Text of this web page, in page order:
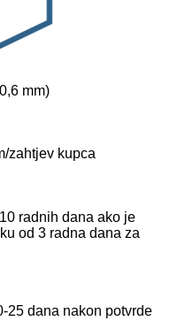
mm)
zahtjev kupca
radnih dana ako je
od 3 radna dana za
25 dana nakon potvrde